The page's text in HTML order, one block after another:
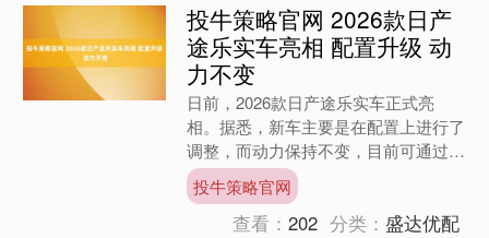
投牛策略官网 2026款日产
途乐实车亮相 配置升级 动
力不变
日前，2026款日产途乐实车正式亮
相。据悉，新车主要是在配置上进行了
调整，而动力保持不变，目前可通过平
行进口方式进行购买。 外观方面，新
车并没有发生变化，而带C....
投牛策略官网
查看：202 分类：盛达优配